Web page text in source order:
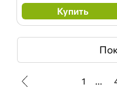
Купить
1 ...